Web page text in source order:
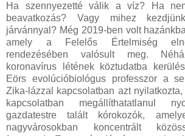
Ha szennyezetté válik a víz? Ha
beavatkozás? Vagy mihez
járvánnyal? Még 2019-ben volt
amely a Felelős Értelmiség
rendezésében valósult meg.
koronavírus létének köztudatba
Eörs evolúcióbiológus professzor a
Zika-lázzal kapcsolatban azt nyilatkozta,
kapcsolatban megállíthatatlanul
gazdatestre talált kórokozók,
nagyvárosokban koncentrált